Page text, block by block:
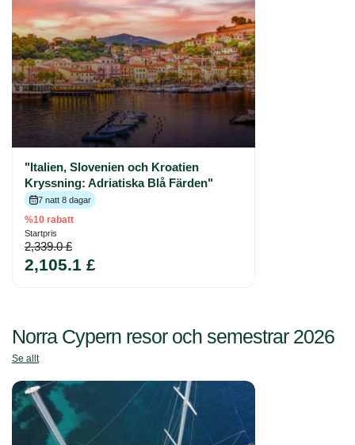
"Italien, Slovenien och Kroatien
Kryssning: Adriatiska Blå Färden"
7 natt 8 dagar
%10 rabatt
Startpris
2,339.0 £
2,105.1 £
Norra Cypern resor och semestrar 2026
Se allt